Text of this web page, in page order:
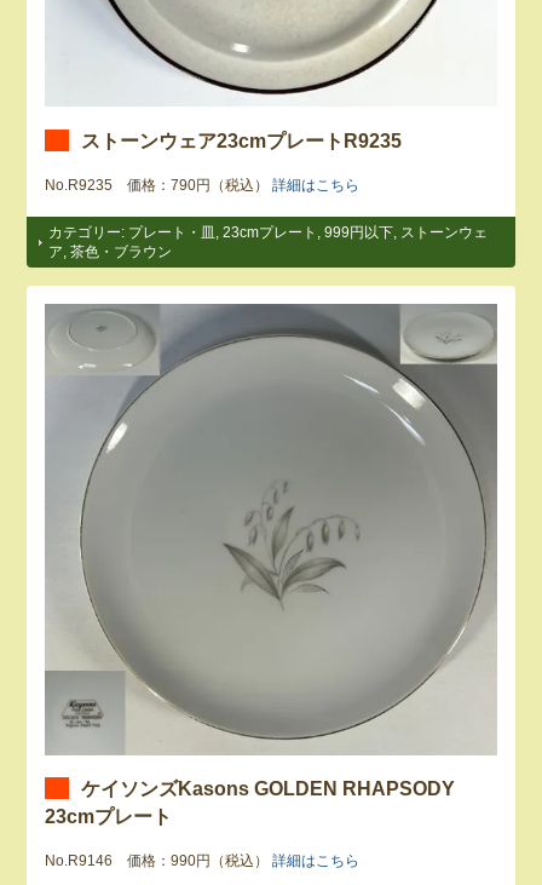
ストーンウェア23cmプレートR9235
No.R9235 価格：790円（税込）詳細はこちら
カテゴリー: プレート・皿 ,23cmプレート ,999円以下
ストーンウェ
ア ,茶色・ブラウン
ケイソンズKasons GOLDEN RHAPSODY
23cmプレート
No.R9146 価格：990円（税込）詳細はこちら